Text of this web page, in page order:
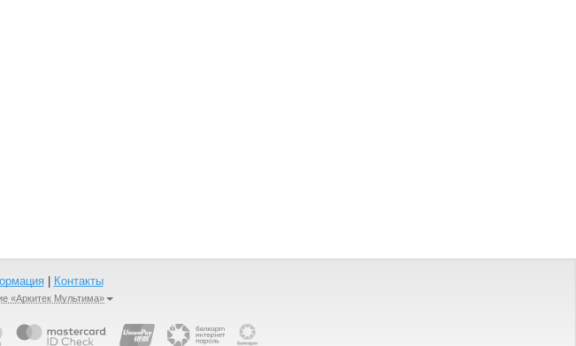
| Контакты
«Аркитек Мультима»